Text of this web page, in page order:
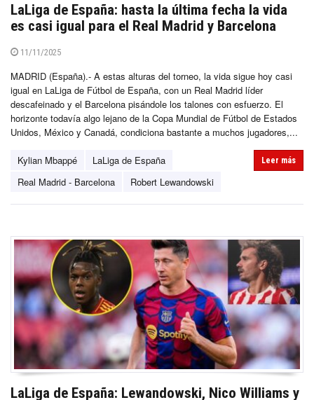
LaLiga de España: hasta la última fecha la vida
es casi igual para el Real Madrid y Barcelona
11/11/2025
MADRID (España).- A estas alturas del torneo, la vida sigue hoy casi
igual en LaLiga de Fútbol de España, con un Real Madrid líder
descafeinado y el Barcelona pisándole los talones con esfuerzo. El
horizonte todavía algo lejano de la Copa Mundial de Fútbol de Estados
Unidos, México y Canadá, condiciona bastante a muchos jugadores,...
Kylian Mbappé
LaLiga de España
Real Madrid - Barcelona
Robert Lewandowski
Leer más
LaLiga de España: Lewandowski, Nico Williams y